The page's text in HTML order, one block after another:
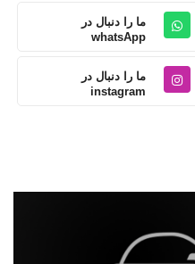
ما را دنبال در
whatsApp
ما را دنبال در
instagram